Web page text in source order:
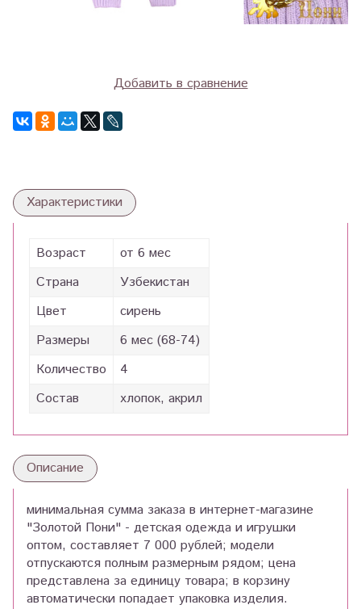
Добавить в сравнение
Характеристики
Возраст
от 6 мес
Страна
Узбекистан
Цвет
сирень
Размеры
6 мес (68-74)
Количество
4
Состав
хлопок, акрил
Описание
минимальная сумма заказа в интернет-магазине
"Золотой Пони" - детская одежда и игрушки
оптом, составляет 7 000 рублей; модели
отпускаются полным размерным рядом; цена
представлена за единицу товара; в корзину
автоматически попадает упаковка изделия.